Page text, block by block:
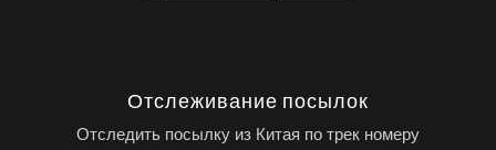
Отслеживание посылок
Отследить посылку из Китая по трек номеру